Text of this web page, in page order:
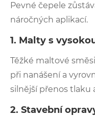
Pevné čepele
náročných aplikací.
1. Malty s
Těžké maltové
při nanášení a
silnější přenos tlaku
2. Stavební